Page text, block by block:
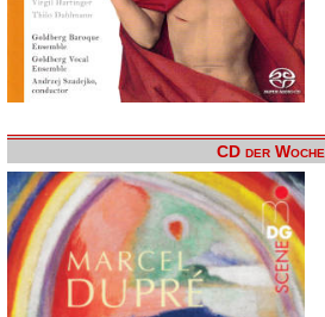
CD der Woche